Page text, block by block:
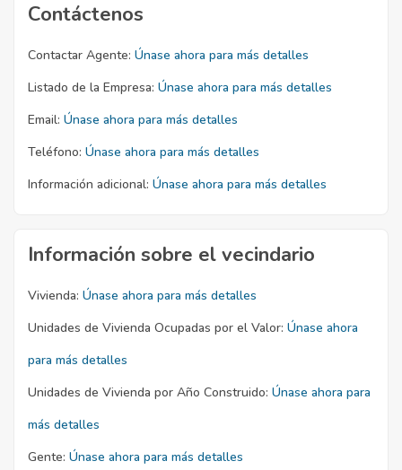
Contáctenos
Contactar Agente: Únase ahora para más detalles
Listado de la Empresa: Únase ahora para más detalles
Email: Únase ahora para más detalles
Teléfono: Únase ahora para más detalles
Información adicional: Únase ahora para más detalles
Información sobre el vecindario
Vivienda: Únase ahora para más detalles
Unidades de Vivienda Ocupadas por el Valor: Únase ahora
para más detalles
Unidades de Vivienda por Año Construido: Únase ahora para
más detalles
Gente: Únase ahora para más detalles